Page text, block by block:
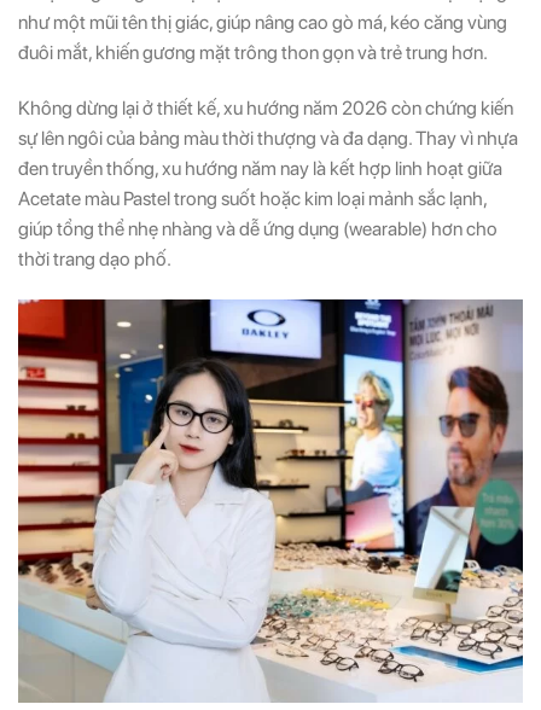
như một mũi tên thị giác, giúp nâng cao gò má, kéo căng vùng
đuôi mắt, khiến gương mặt trông thon gọn và trẻ trung hơn.
Không dừng lại ở thiết kế, xu hướng năm 2026 còn chứng kiến
sự lên ngôi của bảng màu thời thượng và đa dạng. Thay vì nhựa
đen truyền thống, xu hướng năm nay là kết hợp linh hoạt giữa
Acetate màu Pastel trong suốt hoặc kim loại mảnh sắc lạnh,
giúp tổng thể nhẹ nhàng và dễ ứng dụng (wearable) hơn cho
thời trang dạo phố.